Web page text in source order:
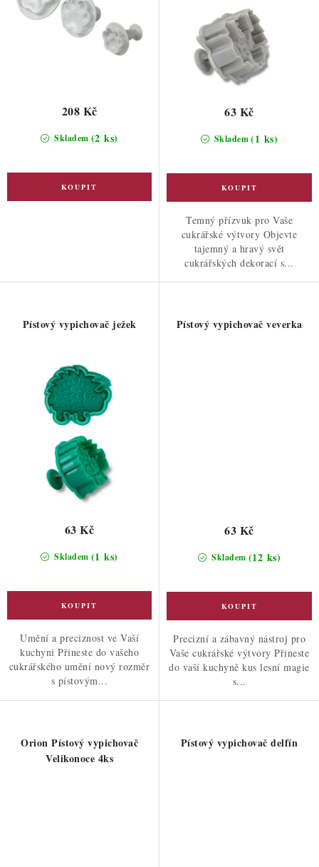
Skladem (2 ks)
208 Kč
Skladem(1 ks)
63 Kč
Temný přízvuk pro Vaše
cukrářské výtvory Objevte
tajemný a hravý svět
cukrářských dekorací s...
Pístový vypichovač ježek
Skladem (1 ks)
63 Kč
Umění a preciznost ve Vaší
kuchyni Přineste do vašeho
cukrářského umění nový rozměr
s pístovým...
Pístový vypichovač veverka
Skladem (12 ks)
63 Kč
Precizní a zábavný nástroj pro
Vaše cukrářské výtvory Přineste
do vaší kuchyně kus lesní magie
s...
Orion Pístový vypichovač
Velikonoce 4ks
Pístový vypichovač delfín